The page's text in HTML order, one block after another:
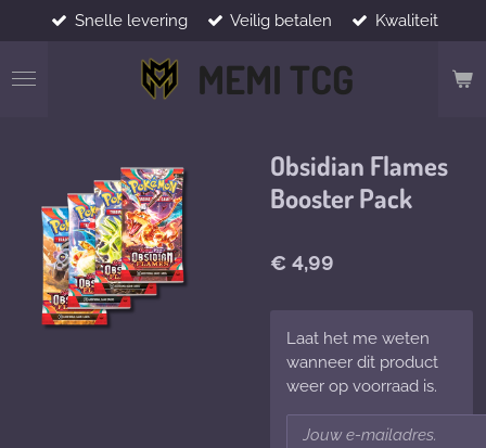
direct
naar
MEMI TCG
Snelle levering Veilig betalen Kwaliteit
Obsidian Flames
Booster Pack
€ 4,99
Laat het me weten
wanneer dit product
weer op voorraad is.